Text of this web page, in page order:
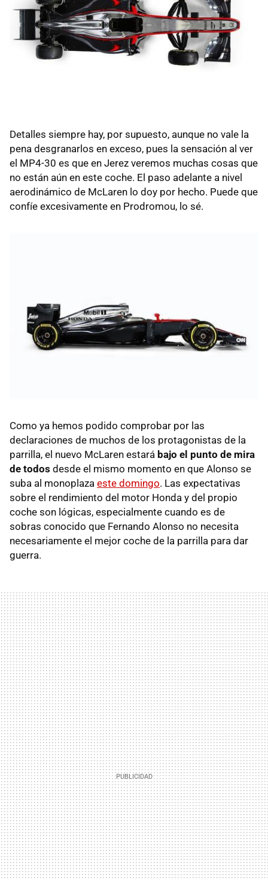
Detalles siempre hay, por supuesto, aunque no vale la
pena desgranarlos en exceso, pues la sensación al ver
el MP4-30 es que en Jerez veremos muchas cosas que
no están aún en este coche. El paso adelante a nivel
aerodinámico de McLaren lo doy por hecho. Puede que
confíe excesivamente en Prodromou, lo sé.
Como ya hemos podido comprobar por las
declaraciones de muchos de los protagonistas de la
parrilla, el nuevo McLaren estará bajo el punto de mira
de todos desde el mismo momento en que Alonso se
suba al monoplaza este domingo. Las expectativas
sobre el rendimiento del motor Honda y del propio
coche son lógicas, especialmente cuando es de
sobras conocido que Fernando Alonso no necesita
necesariamente el mejor coche de la parrilla para dar
guerra.